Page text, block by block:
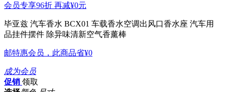
会员专享96折 再减¥0元
毕亚兹 汽车香水 BCX01 车载香水空调出风口香水座 汽车用
品挂件摆件 除异味清新空气香薰棒
邮特惠会员，此商品省¥0
成为会员
促销 领取